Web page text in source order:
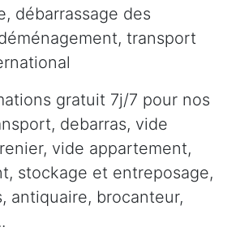
débarrassage des
transport
gratuit 7j/7 pour nos
debarras, vide
vide appartement,
stockage et entreposage,
antiquaire, brocanteur,